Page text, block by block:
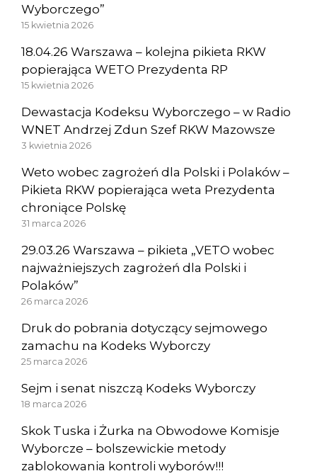
Wyborczego”
15 kwietnia 2026
18.04.26 Warszawa – kolejna pikieta RKW
popierająca WETO Prezydenta RP
15 kwietnia 2026
Dewastacja Kodeksu Wyborczego – w Radio
WNET Andrzej Zdun Szef RKW Mazowsze
3 kwietnia 2026
Weto wobec zagrożeń dla Polski i Polaków –
Pikieta RKW popierająca weta Prezydenta
chroniące Polskę
31 marca 2026
29.03.26 Warszawa – pikieta „VETO wobec
najważniejszych zagrożeń dla Polski i
Polaków”
26 marca 2026
Druk do pobrania dotyczący sejmowego
zamachu na Kodeks Wyborczy
25 marca 2026
Sejm i senat niszczą Kodeks Wyborczy
18 marca 2026
Skok Tuska i Żurka na Obwodowe Komisje
Wyborcze – bolszewickie metody
zablokowania kontroli wyborów!!!